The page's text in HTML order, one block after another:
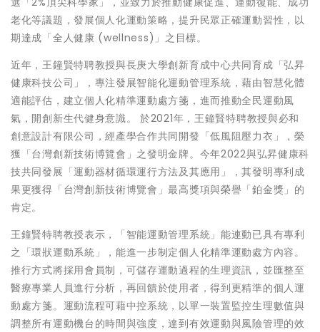
老化等議題，發展個人化運動策略，提升民眾正確運動習性，以
期達成「全人健康 (wellness)」之目標。
近年，王鐘賢特聘教授與長庚大學創新育成中心共同育成「弘昇
健康科技公司」，專注發展智能化運動管理系統，藉由智慧化體
適能評估，建立個人化精準運動處方箋，進而推動全民運動風
氣，開創新生代健身意識。 於2021年，王鐘賢特聘教授與必和
創意設計有限公司，經產學合作共同開發「低風阻壓力衣」，榮
獲「台灣創新技術博覽會」之發明金牌。今年2022與弘昇健康科
技共同發展「運動器材循環運行方法及其應用」，其發明專利成
果更獲得「台灣創新技術博覽會」最高獎項與榮譽「鉑金獎」的
肯定。
王鐘賢特聘教授表示，「智能運動管理系統」能連動已具有專利
之「環狀運動系統」，能進一步制定個人化精準運動處方內容。
推行方式將採用會員制，可儲存運動過程的生理資訊，並匯整至
醫療專業人員進行分析，再回饋於使用者，得到更精準的個人運
動處方箋。運動流程可藉中控系統，以單一裝置監控生理數值與
調整所有運動機台的時間與強度，達到有效運動與風險管理的效